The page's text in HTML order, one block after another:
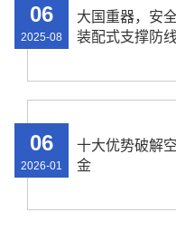
大国重器，安
装配式支撑防线
06
2025-08
十大优势破解
金
06
2026-01